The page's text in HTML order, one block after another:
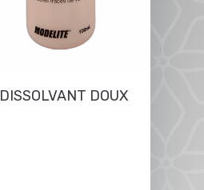
DISSOLVANT DOUX